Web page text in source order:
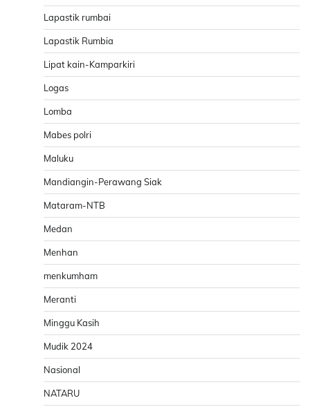
Lapastik rumbai
Lapastik Rumbia
Lipat kain-Kamparkiri
Logas
Lomba
Mabes polri
Maluku
Mandiangin-Perawang Siak
Mataram-NTB
Medan
Menhan
menkumham
Meranti
Minggu Kasih
Mudik 2024
Nasional
NATARU